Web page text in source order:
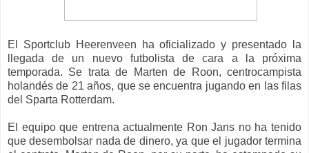
El Sportclub Heerenveen ha oficializado y presentado la
llegada de un nuevo futbolista de cara a la próxima
temporada. Se trata de Marten de Roon, centrocampista
holandés de 21 años, que se encuentra jugando en las filas
del Sparta Rotterdam.
El equipo que entrena actualmente Ron Jans no ha tenido
que desembolsar nada de dinero, ya que el jugador termina